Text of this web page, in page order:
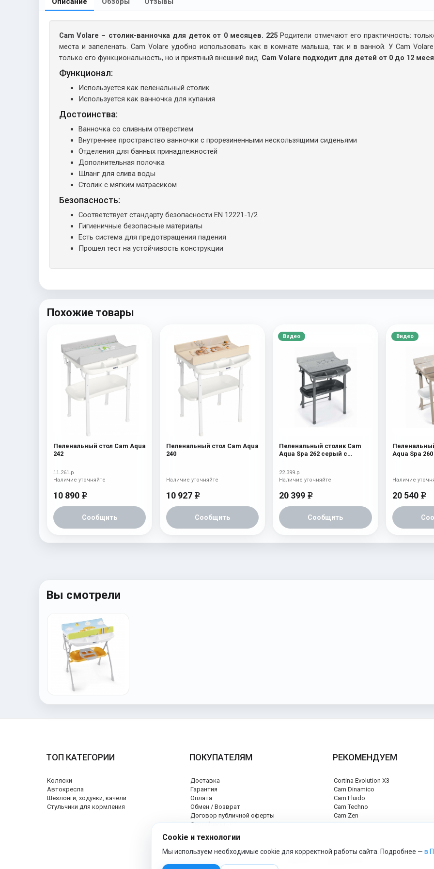
Cam Volare – столик-ванночка для деток от 0 месяцев. 225 Родители отмечают его практичность:
места и запеленать. Cam Volare удобно использовать как в комнате малыша, так и в ванной. У Cam
только его функциональность, но и приятный внешний вид. Cam Volare подходит для детей от 0 до 12
Функционал:
Используется как пеленальный столик
Используется как ванночка для купания
Достоинства:
Ванночка со сливным отверстием
Внутреннее пространство ванночки с прорезиненными нескользящими сиденьями
Отделения для банных принадлежностей
Дополнительная полочка
Шланг для слива воды
Столик с мягким матрасиком
Безопасность:
Соответствует стандарту безопасности EN 12221-1/2
Гигиеничные безопасные материалы
Есть система для предотвращения падения
Прошел тест на устойчивость конструкции
Похожие товары
Пеленальный стол Cam Aqua
242
11 261 р
10 890 e
Сообщить
Наличие уточняйте
Пеленальный стол Cam Aqua
240
10 927 e
Сообщить
Наличие уточняйте
Видео
Пеленальный столик Cam
Aqua Spa 262 серый с
22 399 р
20 399 e
Сообщить
Наличие уточняйте
Видео
Aqua Spa
20 540 e
Наличие
Вы смотрели
ТОП КАТЕГОРИИ
Коляски
Автокресла
Шезлонги, ходунки, качели
Стульчики для кормления
ПОКУПАТЕЛЯМ
Доставка
Гарантия
Оплата
Обмен / Возврат
Договор публичной оферты
Сертификаты
РЕКОМЕНДУЕМ
Cortina Evolution X3
Cam Dinamico
Cam Fluido
Cam Techno
Cam Zen
Cookie и технологии
Мы используем необходимые cookie для корректной работы сайта. Подробнее — в